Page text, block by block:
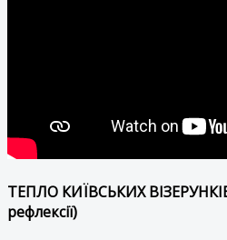
ТЕПЛО КИЇВСЬКИХ
рефлексії)